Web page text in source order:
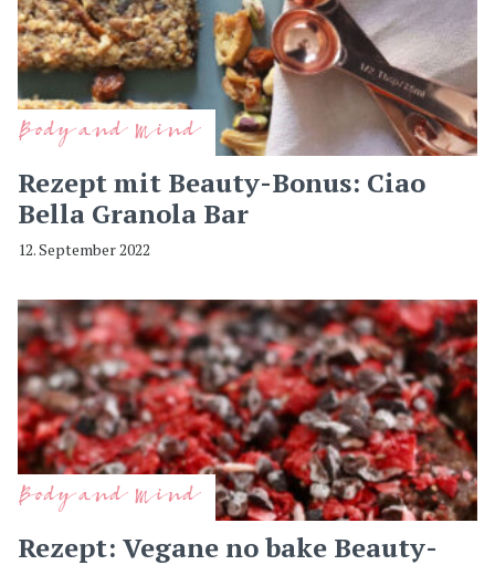
Body and Mind
Rezept mit Beauty-Bonus: Ciao
Bella Granola Bar
12. September 2022
Body and Mind
Rezept: Vegane no bake Beauty-